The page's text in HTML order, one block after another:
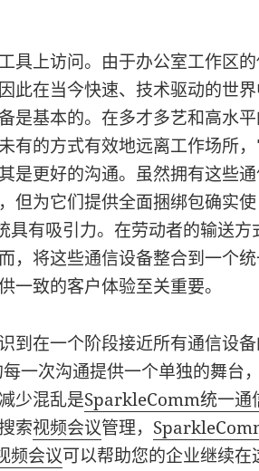
具上访问。由于办公室工作区
此在当今快速、技术驱动的世
是基本的。在多才多艺和高水
有的方式有效地远离工作场所
是更好的沟通。虽然拥有这些
但为它们提供全面捆绑包确实使
具有吸引力。在劳动者的输送方
，将这些通信设备整合到一个统
一致的客户体验至关重要。
到在一个阶段接近所有通信设备
一次沟通提供一个单独的舞台
少混乱是SparkleComm统一通
索视频会议管理，
频会议可以帮助您的企业继续在